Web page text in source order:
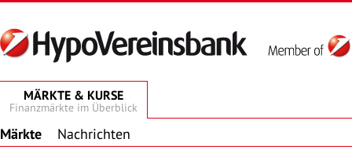
MÄRKTE & KURSE
Finanzmärkte im Überblick
Märkte Nachrichten